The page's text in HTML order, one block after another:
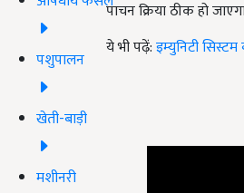
पशुपालन
खेती-बाड़ी
मशीनरी
पाचन क्रिया ठीक हो
ये भी पढ़ें:इम्युनिटी